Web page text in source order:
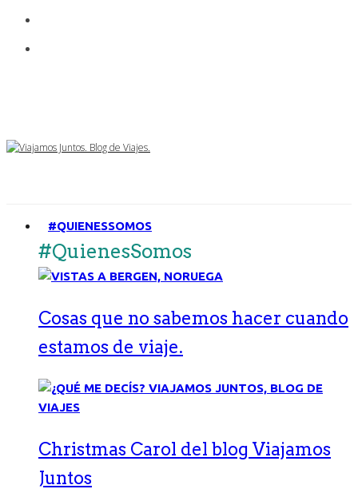
#QUIENESSOMOS
#QuienesSomos
Cosas que no sabemos hacer cuando
estamos de viaje.
Christmas Carol del blog Viajamos
Juntos